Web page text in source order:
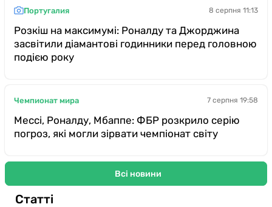
Португалия 8 серпня 11:13
Розкіш на максимумі: Роналду та Джорджина
засвітили діамантові годинники перед головною
подією року
Чемпионат мира 7 серпня 19:58
Мессі, Роналду, Мбаппе: ФБР розкрило серію
погроз, які могли зірвати чемпіонат світу
Всі новини
Статті